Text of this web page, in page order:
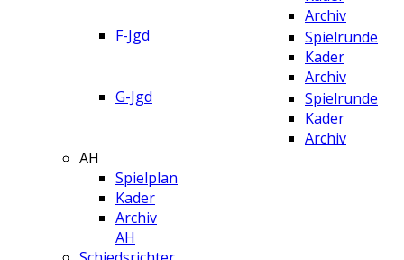
Archiv
F-Jgd
Spielrunde
Kader
Archiv
G-Jgd
Spielrunde
Kader
Archiv
AH
Spielplan
Kader
Archiv
AH